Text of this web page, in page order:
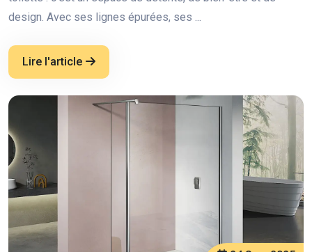
design. Avec ses lignes épurées, ses ...
Lire l'article